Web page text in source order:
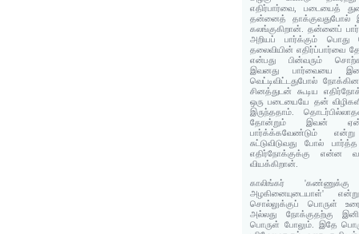
எதிர்பார்வை, படையைத்
தன்னைத் தாக்குவதுபோல்
கலங்குகிறான். தன்னைப்
அறியப் பார்க்கும்
தலைவியின் எதிர்ப்பார்வை
என்பது பின்வரும்
இவனது பார்வையை
வெட்டிவிட்டதுபோல்
சினத்துடன் கூடிய
ஒரு படையையே தன்
இருந்ததாம்.
தோன்றும் இவன்
பார்க்க்கவேண்டும்
சுட்டுவிடுவது போல்
எதிர்நோக்குக்கு என்ன
வியக்கிறான்.
காலிங்கர்
அழகினையுடையாள்'
சொல்லுக்குப் பொருள்
அல்லது நோக்குதற்கு
பொருள் போலும். இதே